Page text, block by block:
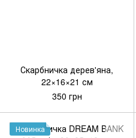
Скарбничка дерев'яна,
22×16×21 см
350 грн
Новинка